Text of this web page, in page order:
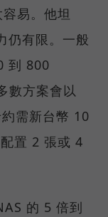
易。他坦
仍有限。一般
到 800
數方案會以
需新台幣 10
置 2 張或 4
的 5 倍到